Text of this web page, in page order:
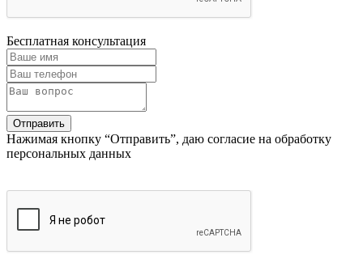
Бесплатная консультация
Нажимая кнопку “Отправить”, даю согласие на обработку
персональных данных